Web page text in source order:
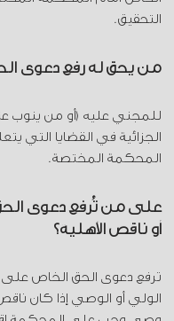
التحقيق.
من يحق له رفع دعوى
للمجني عليه (أو من ينوب
الجزائية في القضايا التي
المحكمة المختصة.
على من تُرفع دعوى
أو ناقص الأهلية؟
ترفع دعوى الحق الخاص على
الولي أو الوصي إذا كان